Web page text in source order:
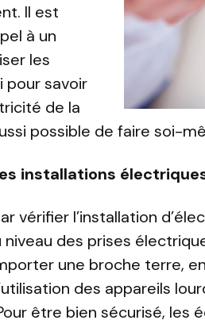
Il est
à un
les
pour savoir
de la
possible de faire soi-
installations
vérifier l’installation
des prises
une broche terre,
des appareils
être bien sécurisé, les